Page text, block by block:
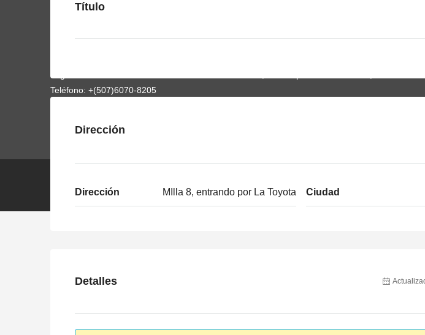
Título
Dirección
Dirección MIlla 8, entrando por La Toyota Ciudad
Detalles
Laguiainmobiliaria.com es un dominio de Vozocial LLC, una empresa de Delaware, USA.
Teléfono: +(507)6070-8205